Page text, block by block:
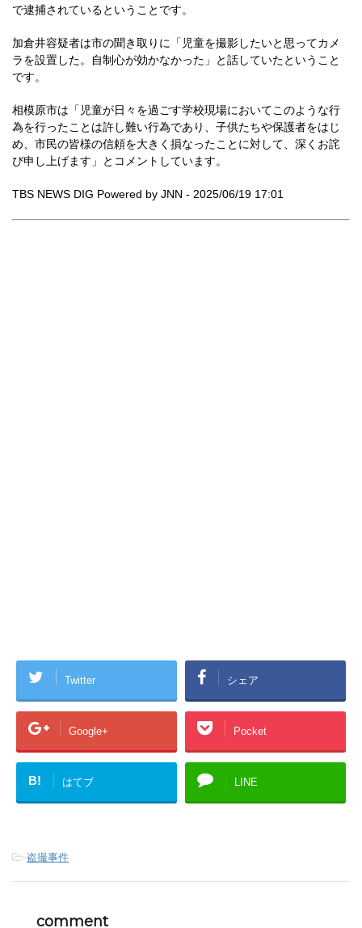
で逮捕されているということです。
加倉井容疑者は市の聞き取りに「児童を撮影したいと思ってカメ
ラを設置した。自制心が効かなかった」と話していたということ
です。
相模原市は「児童が日々を過ごす学校現場においてこのような行
為を行ったことは許し難い行為であり、子供たちや保護者をはじ
め、市民の皆様の信頼を大きく損なったことに対して、深くお詫
び申し上げます」とコメントしています。
TBS NEWS DIG Powered by JNN - 2025/06/19 17:01
Twitter シェア
Google+ Pocket
B! はてブ LINE
-盗撮事件
comment